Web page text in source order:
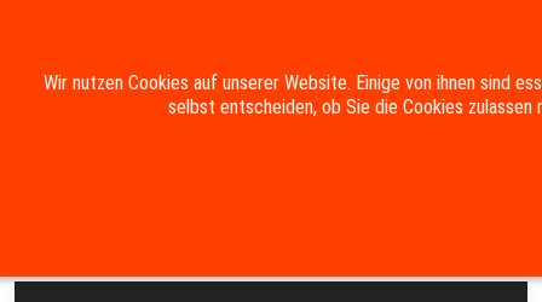
Impressum Datenschutzerklärung
Wir nutzen Cookies auf unserer Website. Einige von ihnen sind
selbst entscheiden, ob Sie die Cookies